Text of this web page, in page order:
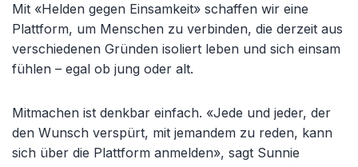
Mit «Helden gegen Einsamkeit» schaffen wir eine
Plattform, um Menschen zu verbinden, die derzeit aus
verschiedenen Gründen isoliert leben und sich einsam
fühlen – egal ob jung oder alt.
Mitmachen ist denkbar einfach. «Jede und jeder, der
den Wunsch verspürt, mit jemandem zu reden, kann
sich über die Plattform anmelden», sagt Sunnie